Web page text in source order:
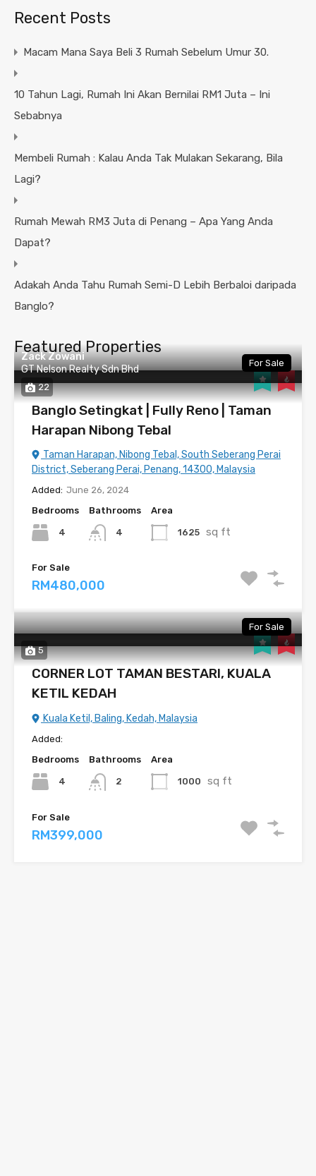
Recent Posts
Macam Mana Saya Beli 3 Rumah Sebelum Umur 30.
10 Tahun Lagi, Rumah Ini Akan Bernilai RM1 Juta – Ini
Sebabnya
Membeli Rumah : Kalau Anda Tak Mulakan Sekarang, Bila
Lagi?
Rumah Mewah RM3 Juta di Penang – Apa Yang Anda
Dapat?
Adakah Anda Tahu Rumah Semi-D Lebih Berbaloi daripada
Banglo?
Featured Properties
22
Zack Zowani
GT Nelson Realty Sdn Bhd
For Sale
Banglo Setingkat | Fully Reno | Taman
Harapan Nibong Tebal
Taman Harapan, Nibong Tebal, South Seberang Perai
District, Seberang Perai, Penang, 14300, Malaysia
Added: June 26, 2024
Bedrooms
4
Bathrooms
4
Area
1625 sq ft
For Sale
RM480,000
5
For Sale
CORNER LOT TAMAN BESTARI, KUALA
KETIL KEDAH
Kuala Ketil, Baling, Kedah, Malaysia
Added:
Bedrooms
4
Bathrooms
2
Area
1000 sq ft
For Sale
RM399,000